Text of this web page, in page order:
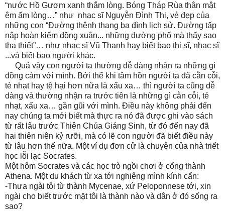
“nước Hồ Gươm xanh thắm lòng. Bóng Tháp Rùa thân mật
êm ấm lòng…” như nhạc sĩ Nguyễn Đình Thi, vẻ đẹp của
những con “Đường thênh thang ba đình lịch sử. Đường tấp
nập hoàn kiếm đồng xuân... những đường phố mà thấy sao
tha thiết”… như nhạc sĩ Vũ Thanh hay biết bao thi sĩ, nhạc sĩ
...và biết bao người khác.
Quả vậy con người ta thường dễ dàng nhận ra những gì
đồng cảm với mình. Bởi thế khi tâm hồn người ta đã cằn cỗi,
tẻ nhạt hay tệ hại hơn nữa là xấu xa… thì người ta cũng dễ
dàng và thường nhận ra trước tiên là những gì cằn cỗi, tẻ
nhạt, xấu xa… gần gũi với mình. Điều này không phải đến
nay chúng ta mới biết mà thực ra nó đã được ghi vào sách
từ rất lâu trước Thiên Chúa Giáng Sinh, từ đó đến nay đã
hai thiên niên kỷ rưỡi, mà có lẽ con người đã biết điều này
từ lâu hơn thế nữa. Một ví dụ đơn cử là chuyện của nhà triết
học lỗi lạc Socrates.
Một hôm Socrates và các học trò ngồi chơi ở cổng thành
Athena. Một du khách từ xa tới nghiêng mình kính cẩn:
-Thưa ngài tôi từ thành Mycenae, xứ Peloponnese tới, xin
ngài cho biết trước mặt tôi là thành nào và dân ở đó sống ra
sao?